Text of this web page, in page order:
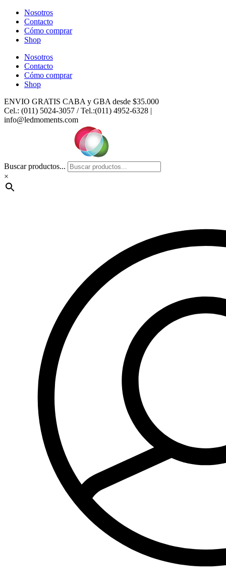
contenido
Nosotros
Contacto
Cómo comprar
Shop
Nosotros
Contacto
Cómo comprar
Shop
ENVIO GRATIS CABA y GBA desde $35.000
Cel.: (011) 5024-3057 / Tel.:(011) 4952-6328 |
info@ledmoments.com
Buscar productos...
×